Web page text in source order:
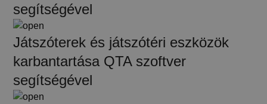
segítségével
Játszóterek és játszótéri eszközök
karbantartása QTA szoftver
segítségével